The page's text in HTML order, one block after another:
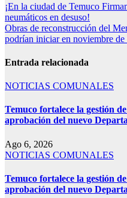
¡En la ciudad de Temuco
neumáticos en desuso!
Obras de reconstrucción del
podrían iniciar en noviembre de
Entrada relacionada
NOTICIAS COMUNALES
Temuco fortalece la gestión
aprobación del nuevo
Ago 6, 2026
NOTICIAS COMUNALES
Temuco fortalece la gestión
aprobación del nuevo